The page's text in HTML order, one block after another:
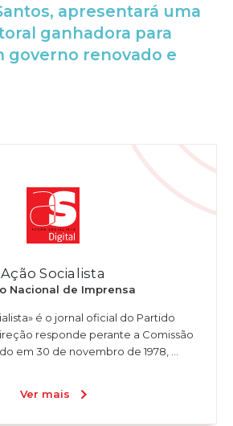
apresentará uma
ganhadora para
governo renovado e
Ação Socialista
Nacional de Imprensa
é o jornal oficial do Partido
responde perante a Comissão
em 30 de novembro de 1978, ...
Ver mais